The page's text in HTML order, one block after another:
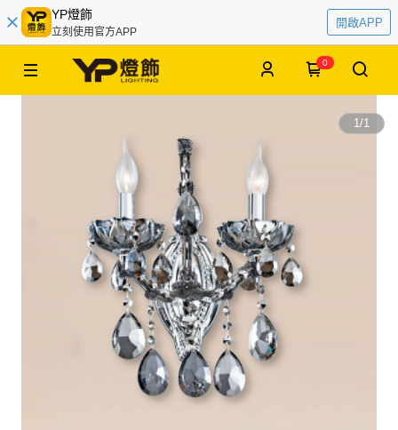
YP燈飾
立刻使用官方APP
開啟APP
0
1/1